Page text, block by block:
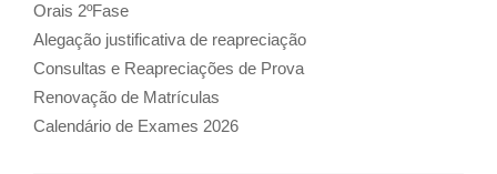
Orais 2ºFase
Alegação justificativa de reapreciação
Consultas e Reapreciações de Prova
Renovação de Matrículas
Calendário de Exames 2026